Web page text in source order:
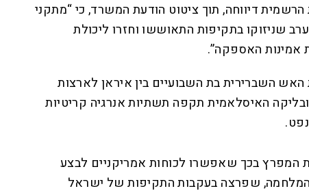
הרשמית דיווחה, תוך ציטוט הודעת המשרד, כי “מתקני
שניזוקו בתקיפות התאוששו וחזרו ליכולת
האספקה”.
השברירית בת השבועיים בין איראן לארצות
האיסלאמית תקפה תשתיות אנרגיה קריטיות
המפרץ בכך שאפשרו לכוחות אמריקניים לבצע
שפרצה בעקבות התקיפות של ישראל